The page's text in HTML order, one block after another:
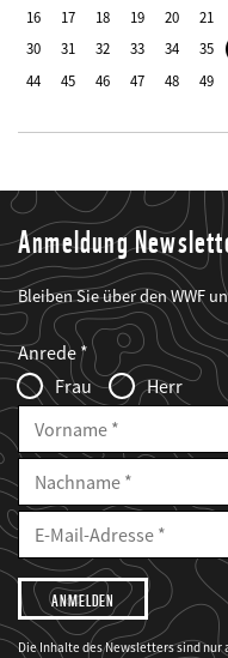
16
17 18 19 20 21
30
31 32 33 34 35
44
45 46 47 48 49
Anmeldung
Bleiben Sie über den WWF
Web2Case
Infofelder
Fieldset
anrede_name
Anrede
Frau
Herr
Vorname
Nachname
E-
Mailadresse
E-
Adresse
Ich
möchte,
dass
der
WWF
mich
Die Inhalte des Newsletters sind